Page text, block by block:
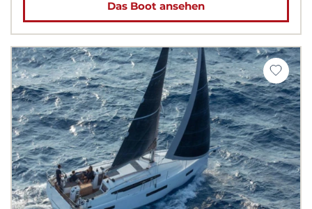
Das Boot ansehen